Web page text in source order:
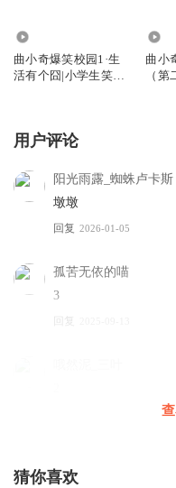
曲小奇爆笑校园1·生
活有个囧|小学生笑
曲小
（第
用户评论
阳光雨露_蜘蛛卢卡斯
墩墩
回复 2026-01-05
孤苦无依的喵
3
回复
不过在你家有：这三
猜你喜欢